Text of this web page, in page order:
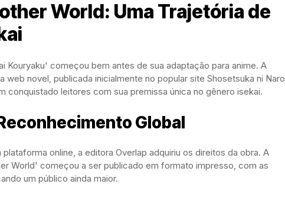
World: Uma Trajetória de
Kouryaku' começou bem antes de sua adaptação para anime. A
web novel, publicada inicialmente no popular site Shosetsuka ni Naro
conquistado leitores com sua premissa única no gênero isekai.
Global
online, a editora Overlap adquiriu os direitos da obra. A
World' começou a ser publicado em formato impresso, com as
um público ainda maior.